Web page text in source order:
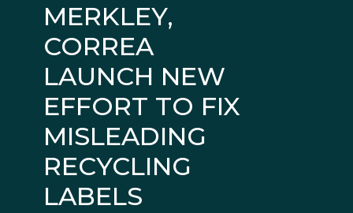
MERKLEY,
CORREA
LAUNCH NEW
EFFORT TO FIX
MISLEADING
RECYCLING
LABELS